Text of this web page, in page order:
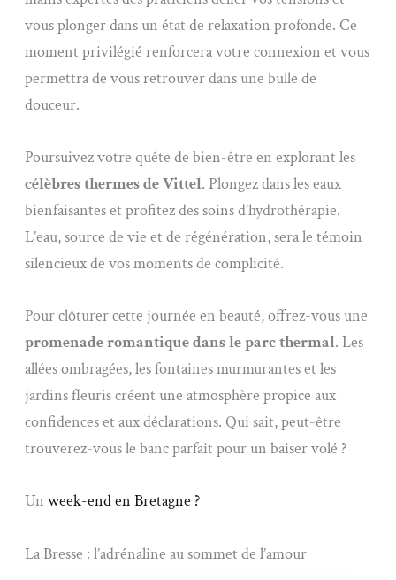
vous plonger dans un état de relaxation profonde. Ce
moment privilégié renforcera votre connexion et vous
permettra de vous retrouver dans une bulle de
douceur.
Poursuivez votre quête de bien-être en explorant les
célèbres thermes de Vittel. Plongez dans les eaux
bienfaisantes et profitez des soins d’hydrothérapie.
L’eau, source de vie et de régénération, sera le témoin
silencieux de vos moments de complicité.
Pour clôturer cette journée en beauté, offrez-vous une
promenade romantique dans le parc thermal. Les
allées ombragées, les fontaines murmurantes et les
jardins fleuris créent une atmosphère propice aux
confidences et aux déclarations. Qui sait, peut-être
trouverez-vous le banc parfait pour un baiser volé ?
Unweek-end en Bretagne ?
La Bresse : l’adrénaline au sommet de l’amour